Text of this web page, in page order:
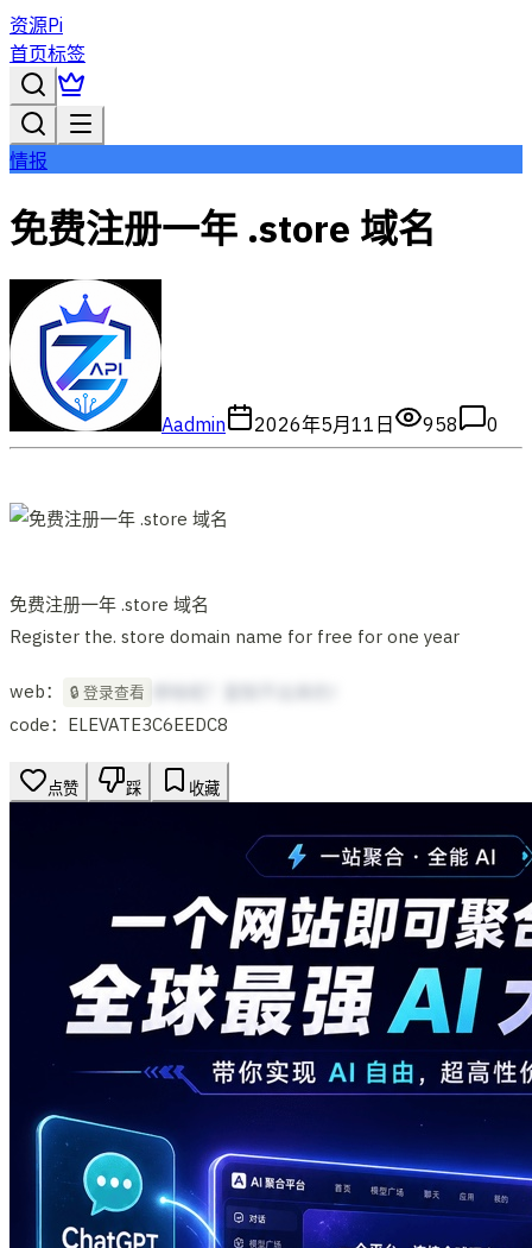
资源Pi
首页标签
情报
免费注册一年 .store 域名
Aadmin 2026年5月11日 958 0
免费注册一年 .store 域名
Register the. store domain name for free for one year
web： 🔒 登录查看
code：ELEVATE3C6EEDC8
点赞 踩 收藏